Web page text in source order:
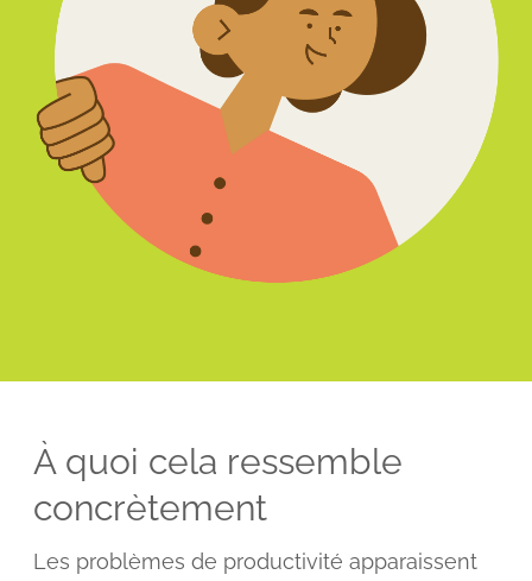
À quoi cela ressemble
concrètement
Les problèmes de productivité apparaissent